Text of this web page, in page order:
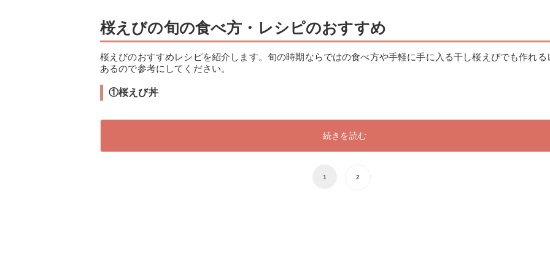
桜えびの旬の食べ方・レシピのおすすめ
桜えびのおすすめレシピを紹介します。旬の時期ならではの食べ方や手軽に手に入る干し桜えびでも作れる
あるので参考にしてください。
①桜えび丼
続きを読む
1 2